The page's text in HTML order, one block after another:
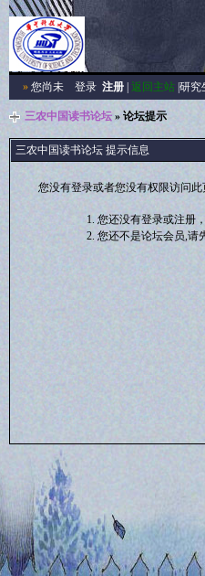
»您尚未 登录 注册| 返回主站| 研究
三农中国读书论坛» 论坛提示
三农中国读书论坛 提示信息
您没有登录或者您没有权限访问
您还没有登录或注册
您还不是论坛会员,请